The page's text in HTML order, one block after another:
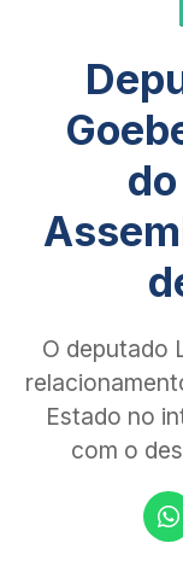
O deputado
Estado no
com o